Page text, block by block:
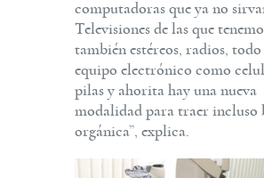
computadoras que ya no
Televisiones de las que
también estéreos, radios, todo
equipo electrónico como
pilas y ahorita hay una nueva
modalidad para traer incluso
orgánica”, explica.